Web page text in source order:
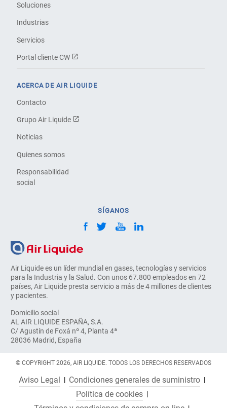
Air Liquide es un líder mundial en gases, tecnologías y servicios
para la Industria y la Salud. Con unos 67.800 empleados en 72
países, Air Liquide presta servicio a más de 4 millones de clientes
y pacientes.
Domicilio social
AL AIR LIQUIDE ESPAÑA, S.A.
C/ Agustín de Foxá nº 4, Planta 4ª
28036 Madrid, España
Soluciones
Industrias
Servicios
Portal cliente CW
ACERCA DE AIR LIQUIDE
Contacto
Grupo Air Liquide
Noticias
Quienes somos
Responsabilidad
social
SÍGANOS
© COPYRIGHT 2026, AIR LIQUIDE. TODOS LOS DERECHOS RESERVADOS
Aviso Legal
Condiciones generales de suministro
Política de cookies